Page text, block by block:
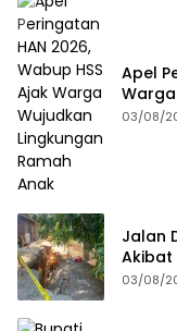
Apel
03/08/
Jalan
Akibat
03/08/